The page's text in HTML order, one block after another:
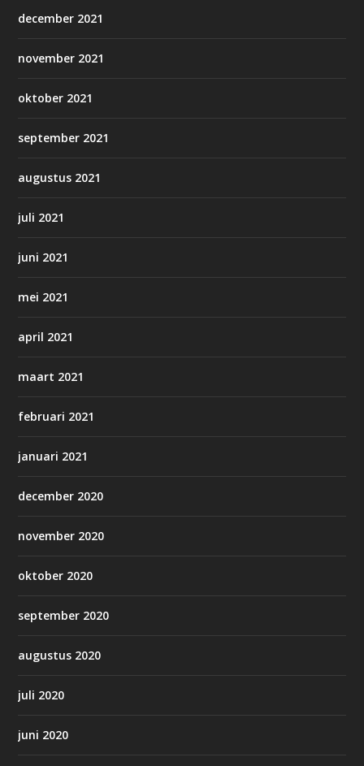
december 2021
november 2021
oktober 2021
september 2021
augustus 2021
juli 2021
juni 2021
mei 2021
april 2021
maart 2021
februari 2021
januari 2021
december 2020
november 2020
oktober 2020
september 2020
augustus 2020
juli 2020
juni 2020